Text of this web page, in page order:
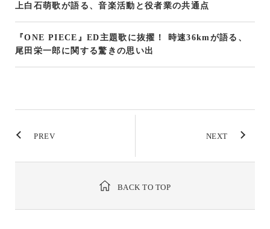
上白石萌歌が語る、音楽活動と役者業の共通点
『ONE PIECE』ED主題歌に抜擢！ 時速36kmが語る、
尾田栄一郎に関する驚きの思い出
PREV NEXT
BACK TO TOP